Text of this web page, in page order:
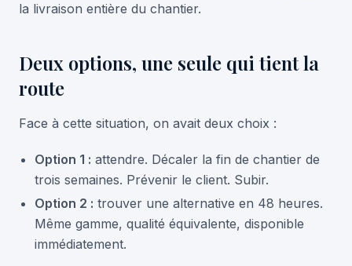
la livraison entière du chantier.
Deux options, une seule qui tient la
route
Face à cette situation, on avait deux choix :
Option 1 : attendre. Décaler la fin de chantier de
trois semaines. Prévenir le client. Subir.
Option 2 : trouver une alternative en 48 heures.
Même gamme, qualité équivalente, disponible
immédiatement.